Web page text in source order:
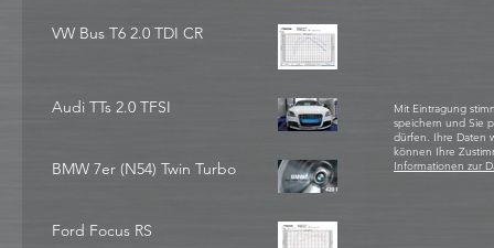
VW Bus T6 2.0 TDI CR
Audi TTs 2.0 TFSI
BMW 7er (N54) Twin Turbo
Ford Focus RS
Mit Eintragung
speichern und Sie
dürfen. Ihre Daten
können Ihre
Informationen zur